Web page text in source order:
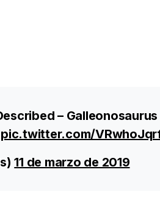
–
pic.twitter.com/
11 de marzo de 2019